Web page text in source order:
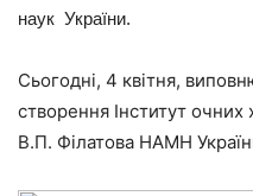
наук України.
Сьогодні, 4 квітня,
створення Інститут очних
В.П. Філатова НАМН